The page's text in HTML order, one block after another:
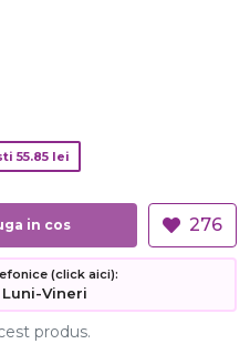
55.85lei
Adauga in cos 276
(click aici):
Luni-Vineri
produs.